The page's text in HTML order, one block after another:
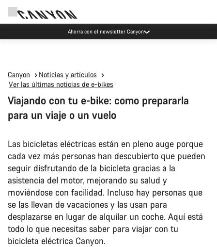
Eventos Canyon
Canyon
Noticias y artículos
Ver las últimas noticias de e-bikes
Viajando con tu e-bike: como prepararla
para un viaje o un vuelo
Las bicicletas eléctricas están en pleno auge porque
cada vez más personas han descubierto que pueden
seguir disfrutando de la bicicleta gracias a la
asistencia del motor, mejorando su salud y
moviéndose con facilidad. Incluso hay personas que
se las llevan de vacaciones y las usan para
desplazarse en lugar de alquilar un coche. Aquí está
todo lo que necesitas saber para viajar con tu
bicicleta eléctrica Canyon.